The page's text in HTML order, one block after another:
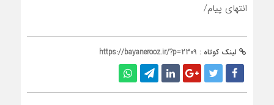
انتهای پیام/
لینک کوتاه : https://bayanerooz.ir/?p=2309